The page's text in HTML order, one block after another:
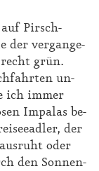
auf Pirsch­
der ver­gan­ge­
grün.
un­
ich im­mer
Im­pa­las be­
der
oder
den Son­nen­